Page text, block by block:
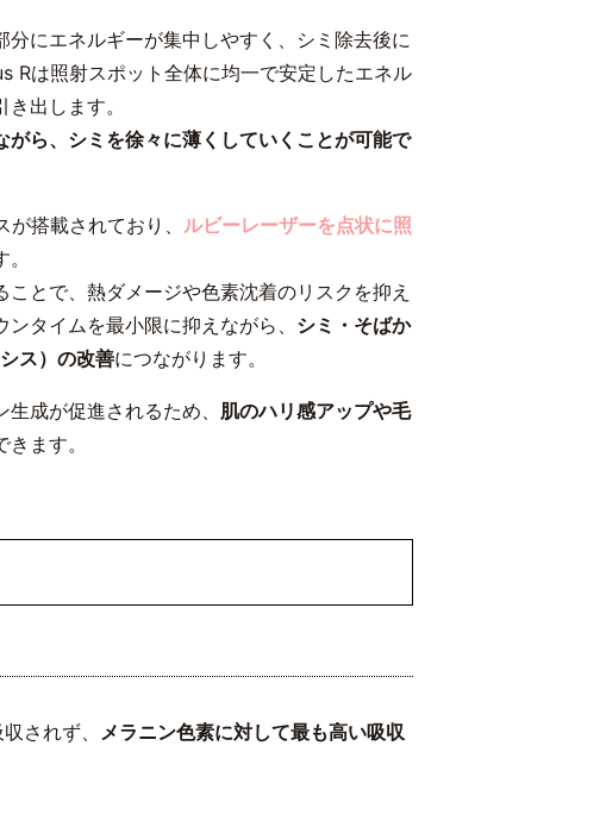
にエネルギーが集中しやすく、シミ除去後に
Rは照射スポット全体に均一で安定したエネル
出します。
ら、シミを徐々に薄くしていくことが可能で
搭載されており、 ルビーレーザーを点状に照
とで、熱ダメージや色素沈着のリスクを抑え
タイムを最小限に抑えながら、 シミ・そばか
ス）の改善につながります。
成が促進されるため、 肌のハリ感アップや毛
きます。
されず、
メラニン色素に対して最も高い吸収